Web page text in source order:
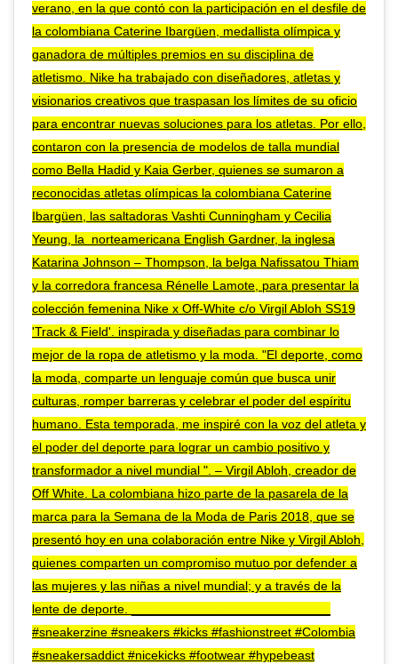
verano, en la que contó con la participación en el desfile de
la colombiana Caterine Ibargüen, medallista olímpica y
ganadora de múltiples premios en su disciplina de
atletismo. Nike ha trabajado con diseñadores, atletas y
visionarios creativos que traspasan los límites de su oficio
para encontrar nuevas soluciones para los atletas. Por ello,
contaron con la presencia de modelos de talla mundial
como Bella Hadid y Kaia Gerber, quienes se sumaron a
reconocidas atletas olímpicas la colombiana Caterine
Ibargüen, las saltadoras Vashti Cunningham y Cecilia
Yeung, la norteamericana English Gardner, la inglesa
Katarina Johnson – Thompson, la belga Nafissatou Thiam
y la corredora francesa Rénelle Lamote, para presentar la
colección femenina Nike x Off-White c/o Virgil Abloh SS19
'Track & Field'. inspirada y diseñadas para combinar lo
mejor de la ropa de atletismo y la moda. "El deporte, como
la moda, comparte un lenguaje común que busca unir
culturas, romper barreras y celebrar el poder del espíritu
humano. Esta temporada, me inspiré con la voz del atleta y
el poder del deporte para lograr un cambio positivo y
transformador a nivel mundial ". – Virgil Abloh, creador de
Off White. La colombiana hizo parte de la pasarela de la
marca para la Semana de la Moda de Paris 2018, que se
presentó hoy en una colaboración entre Nike y Virgil Abloh,
quienes comparten un compromiso mutuo por defender a
las mujeres y las niñas a nivel mundial; y a través de la
lente de deporte. ____________________________
#sneakerzine #sneakers #kicks #fashionstreet #Colombia
#sneakersaddict #nicekicks #footwear #hypebeast